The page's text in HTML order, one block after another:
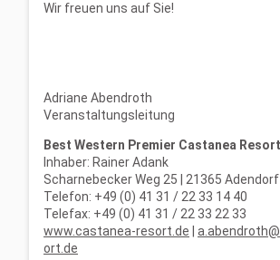
Wir freuen uns auf Sie!
Adriane Abendroth
Veranstaltungsleitung
Best Western Premier Castanea
Inhaber: Rainer Adank
Scharnebecker Weg 25 | 21365 Adendorf
Telefon: +49 (0) 41 31 / 22 33 14 40
Telefax: +49 (0) 41 31 / 22 33 22 33
www.castanea-resort.de
ort.de